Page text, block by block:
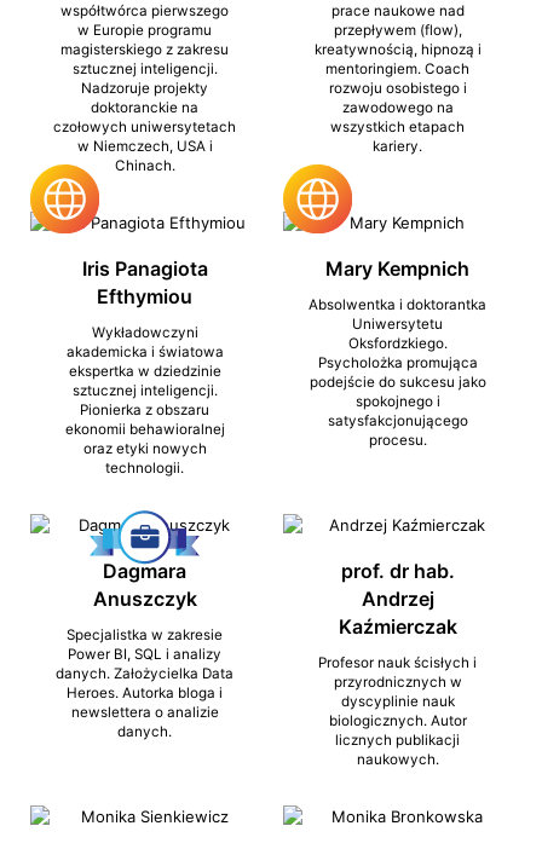
współtwórca pierwszego
w Europie programu
magisterskiego z zakresu
sztucznej inteligencji.
Nadzoruje projekty
doktoranckie na
czołowych uniwersytetach
w Niemczech, USA i
Chinach.
prace naukowe nad
przepływem (flow),
kreatywnością, hipnozą i
mentoringiem. Coach
rozwoju osobistego i
zawodowego na
wszystkich etapach
kariery.
Iris Panagiota
Efthymiou
Wykładowczyni
akademicka i światowa
ekspertka w dziedzinie
sztucznej inteligencji.
Pionierka z obszaru
ekonomii behawioralnej
oraz etyki nowych
technologii.
Mary Kempnich
Absolwentka i doktorantka
Uniwersytetu
Oksfordzkiego.
Psycholożka promująca
podejście do sukcesu jako
spokojnego i
satysfakcjonującego
procesu.
Dagmara
Anuszczyk
Specjalistka w zakresie
Power BI, SQL i analizy
danych. Założycielka Data
Heroes. Autorka bloga i
newslettera o analizie
danych.
prof. dr hab.
Andrzej
Kaźmierczak
Profesor nauk ścisłych i
przyrodnicznych w
dyscyplinie nauk
biologicznych. Autor
licznych publikacji
naukowych.